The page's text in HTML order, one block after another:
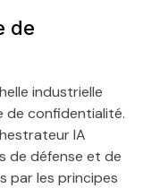
de
industrielle
de confidentialité.
IA
de défense et de
par les principes